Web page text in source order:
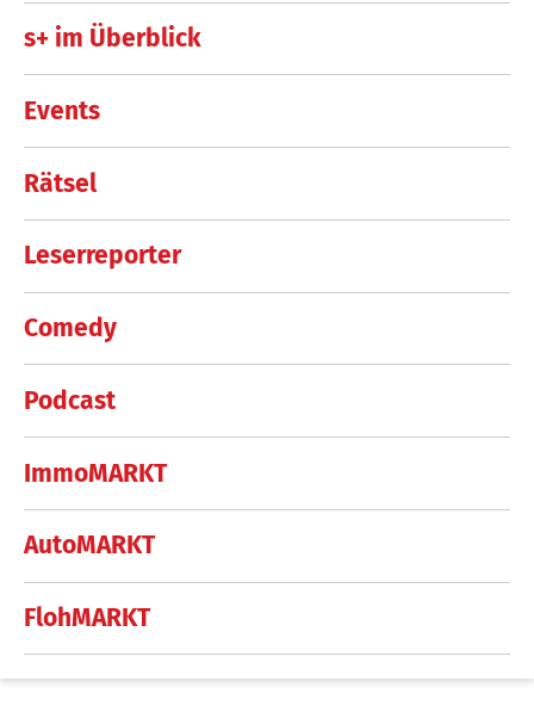
s+ im Überblick
Events
Rätsel
Leserreporter
Comedy
Podcast
ImmoMARKT
AutoMARKT
FlohMARKT